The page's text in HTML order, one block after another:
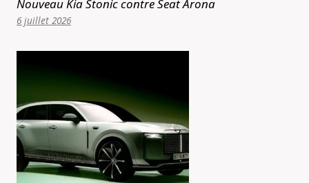
Nouveau Kia Stonic contre Seat Arona
6 juillet 2026